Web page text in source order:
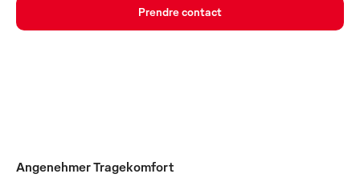
Prendre contact
Angenehmer Tragekomfort